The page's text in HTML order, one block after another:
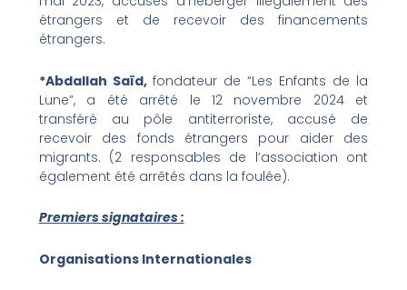
étrangers et de recevoir des financements
étrangers.
*Abdallah Saïd, fondateur de “Les Enfants de la
Lune”, a été arrêté le 12 novembre 2024 et
transféré au pôle antiterroriste, accusé de
recevoir des fonds étrangers pour aider des
migrants. (2 responsables de l’association ont
également été arrêtés dans la foulée).
Premiers signataires :
Organisations Internationales